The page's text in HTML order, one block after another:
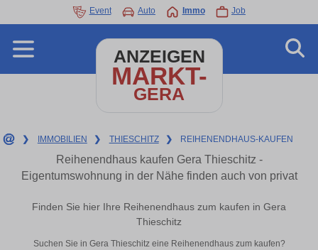
Event Auto Immo Job
ANZEIGEN
MARKT-
GERA
❯ IMMOBILIEN ❯ THIESCHITZ ❯ REIHENENDHAUS-KAUFEN
Reihenendhaus kaufen Gera Thieschitz -
Eigentumswohnung in der Nähe finden auch von privat
Finden Sie hier Ihre Reihenendhaus zum kaufen in Gera
Thieschitz
Suchen Sie in Gera Thieschitz eine Reihenendhaus zum kaufen?